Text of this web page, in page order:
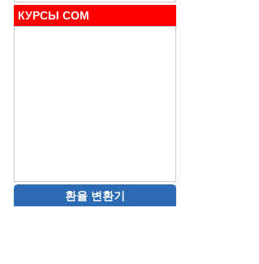
КУРСЫ COM
환율 변환기